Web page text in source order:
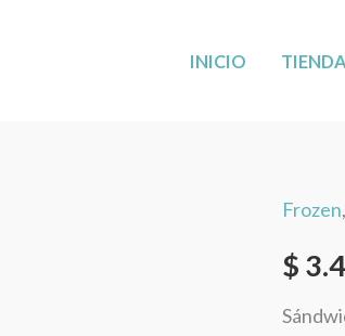
INICIO TIENDA
Frozen,
$
Helado
Dulce
de